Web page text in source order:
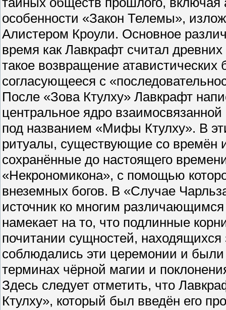
особенности «Закон Телемы»,
Алистером Кроули. Основное
время как Лавкрафт считал
такое возвращение
согласующееся с
После «Зова Ктулху» Лавкрафт
центральное ядро
под названием «Мифы Ктулху». В
ритуалы, существующие со времён
сохранённые до настоящего
«Некрономикона», с помощью
внеземных богов. В «Случае
источник ко многим
намекает на то, что подлинные
почитании сущностей,
соблюдались эти церемонии и
терминах чёрной магии и
Здесь следует отметить, что
Ктулху», который был введён его